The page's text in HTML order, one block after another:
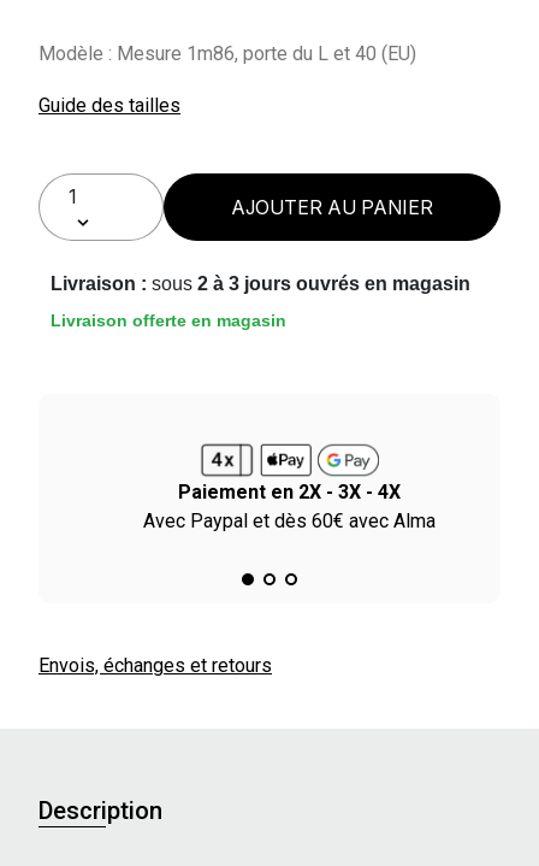
Modèle : Mesure 1m86, porte du L et 40 (EU)
Guide des tailles
AJOUTER AU PANIER
Livraison : sous 2 à 3 jours ouvrés en magasin
Livraison offerte en magasin
Paiement en 2X - 3X - 4X
Avec Paypal et dès 60€ avec Alma
Envois, échanges et retours
Description